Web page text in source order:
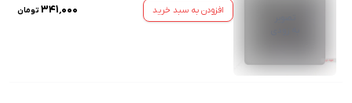
افزودن به سبد خرید ۳۴۱٬۰۰۰ تومان